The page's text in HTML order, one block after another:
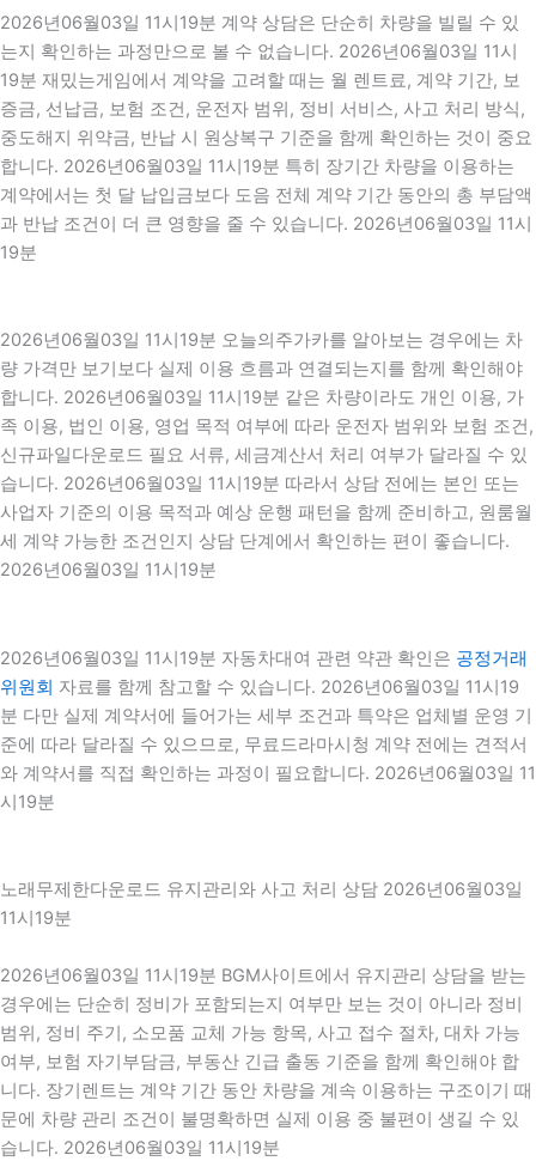
2026년06월03일 11시19분 계약 상담은 단순히 차량을 빌릴 수 있
는지 확인하는 과정만으로 볼 수 없습니다. 2026년06월03일 11시
19분 재밌는게임에서 계약을 고려할 때는 월 렌트료, 계약 기간, 보
증금, 선납금, 보험 조건, 운전자 범위, 정비 서비스, 사고 처리 방식,
중도해지 위약금, 반납 시 원상복구 기준을 함께 확인하는 것이 중요
합니다. 2026년06월03일 11시19분 특히 장기간 차량을 이용하는
계약에서는 첫 달 납입금보다 도음 전체 계약 기간 동안의 총 부담액
과 반납 조건이 더 큰 영향을 줄 수 있습니다. 2026년06월03일 11시
19분
2026년06월03일 11시19분 오늘의주가카를 알아보는 경우에는 차
량 가격만 보기보다 실제 이용 흐름과 연결되는지를 함께 확인해야
합니다. 2026년06월03일 11시19분 같은 차량이라도 개인 이용, 가
족 이용, 법인 이용, 영업 목적 여부에 따라 운전자 범위와 보험 조건,
신규파일다운로드 필요 서류, 세금계산서 처리 여부가 달라질 수 있
습니다. 2026년06월03일 11시19분 따라서 상담 전에는 본인 또는
사업자 기준의 이용 목적과 예상 운행 패턴을 함께 준비하고, 원룸월
세 계약 가능한 조건인지 상담 단계에서 확인하는 편이 좋습니다.
2026년06월03일 11시19분
2026년06월03일 11시19분 자동차대여 관련 약관 확인은 공정거래
위원회 자료를 함께 참고할 수 있습니다. 2026년06월03일 11시19
분 다만 실제 계약서에 들어가는 세부 조건과 특약은 업체별 운영 기
준에 따라 달라질 수 있으므로, 무료드라마시청 계약 전에는 견적서
와 계약서를 직접 확인하는 과정이 필요합니다. 2026년06월03일 11
시19분
노래무제한다운로드 유지관리와 사고 처리 상담 2026년06월03일
11시19분
2026년06월03일 11시19분 BGM사이트에서 유지관리 상담을 받는
경우에는 단순히 정비가 포함되는지 여부만 보는 것이 아니라 정비
범위, 정비 주기, 소모품 교체 가능 항목, 사고 접수 절차, 대차 가능
여부, 보험 자기부담금, 부동산 긴급 출동 기준을 함께 확인해야 합
니다. 장기렌트는 계약 기간 동안 차량을 계속 이용하는 구조이기 때
문에 차량 관리 조건이 불명확하면 실제 이용 중 불편이 생길 수 있
습니다. 2026년06월03일 11시19분